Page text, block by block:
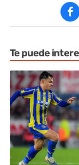
Te puede